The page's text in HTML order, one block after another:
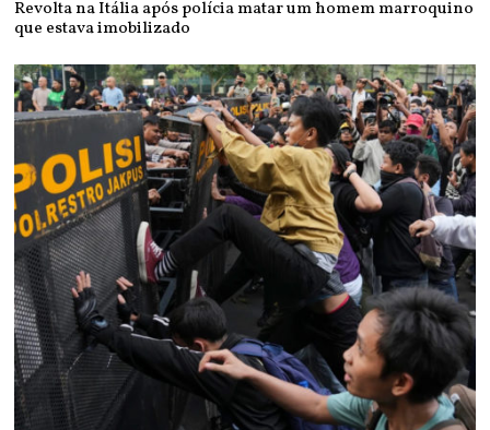
Revolta na Itália após polícia matar um homem marroquino
que estava imobilizado